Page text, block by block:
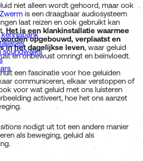
soundwalks
niet alleen wordt gehoord, maar ook
is een draagbaar audiosysteem
laat reizen en ook gebruikt kan
Het is een klankinstallatie waarmee
opgebouwd, verplaatst en
in het dagelijkse leven, waar geluid
en onbewust omringt en beïnvloedt.
een fascinatie voor hoe geluiden
communiceren, elkaar verstoppen of
voor wat geluid met ons luisteren
activeert, hoe het ons aanzet
nodigt uit tot een andere manier
als beweging, geluid als